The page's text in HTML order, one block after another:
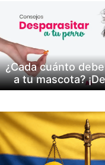
¿Cada cuánto
a tu mascota?